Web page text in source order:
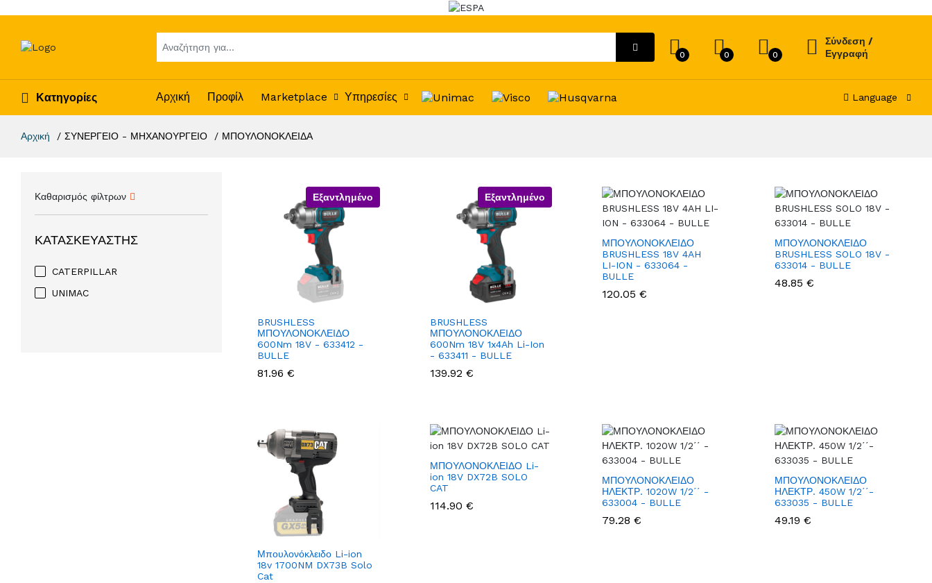
0 0 0
Σύνδεση /
Εγγραφή
Κατηγορίες Αρχική Προφίλ Marketplace Υπηρεσίες Language
Αρχική ΣΥΝΕΡΓΕΙΟ - ΜΗΧΑΝΟΥΡΓΕΙΟ ΜΠΟΥΛΟΝΟΚΛΕΙΔΑ
Καθαρισμός φίλτρων
ΚΑΤΑΣΚΕΥΑΣΤΉΣ
CATERPILLAR
UNIMAC
Εξαντλημένο
BRUSHLESS
ΜΠΟΥΛΟΝΟΚΛΕΙΔΟ
600Nm 18V - 633412 -
BULLE
81.96 €
Εξαντλημένο
BRUSHLESS
ΜΠΟΥΛΟΝΟΚΛΕΙΔΟ
600Nm 18V 1x4Ah Li-Ion
- 633411 - BULLE
139.92 €
ΜΠΟΥΛΟΝΟΚΛΕΙΔΟ
BRUSHLESS 18V 4AH
LI-ION - 633064 -
BULLE
120.05 €
ΜΠΟΥΛΟΝΟΚΛΕΙΔΟ
BRUSHLESS SOLO 18V -
633014 - BULLE
48.85 €
Μπουλονόκλειδο Li-ion
18v 1700NM DX73B Solo
Cat
ΜΠΟΥΛΟΝΟΚΛΕΙΔΟ Li-
ion 18V DX72B SOLO
CAT
114.90 €
ΜΠΟΥΛΟΝΟΚΛΕΙΔΟ
ΗΛΕΚΤΡ. 1020W 1/2΄΄ -
633004 - BULLE
79.28 €
ΜΠΟΥΛΟΝΟΚΛΕΙΔΟ
ΗΛΕΚΤΡ. 450W 1/2΄΄-
633035 - BULLE
49.19 €